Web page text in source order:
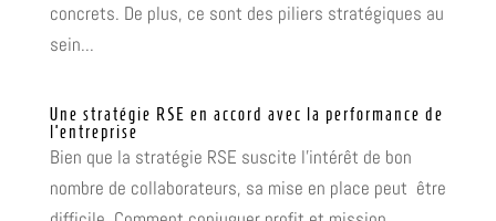
concrets. De plus, ce sont des piliers stratégiques au
sein...
Une stratégie RSE en accord avec la performance de
l’entreprise
Bien que la stratégie RSE suscite l'intérêt de bon
nombre de collaborateurs, sa mise en place peut être